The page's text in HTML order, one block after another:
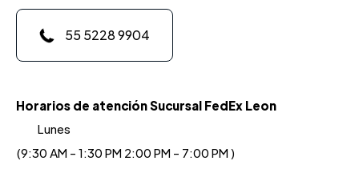
55 5228 9904
Horarios de atención Sucursal FedEx Leon
Lunes
(9:30 AM - 1:30 PM 2:00 PM - 7:00 PM )